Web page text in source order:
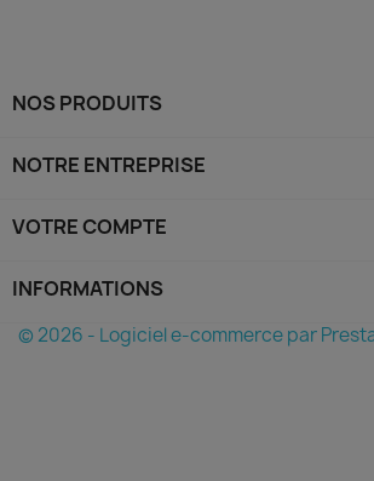
NOS PRODUITS
NOTRE ENTREPRISE
VOTRE COMPTE
INFORMATIONS
© 2026 - Logiciel e-commerce par